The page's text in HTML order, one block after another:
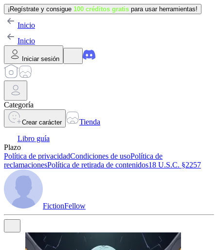
¡Regístrate y consigue 100 créditos gratis para usar herramientas!
Inicio
Inicio
Iniciar sesión
Categoría
Crear carácter
Tienda
Libro guía
Plazo
Política de privacidadCondiciones de usoPolítica de
reclamacionesPolítica de retirada de contenidos18 U.S.C. §2257
FictionFellow